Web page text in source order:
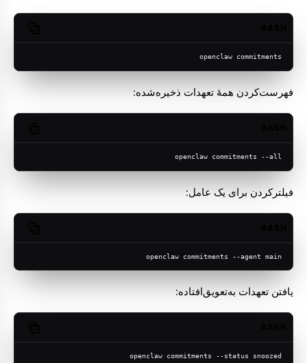
openclaw commitments
فهرست‌کردن همهٔ تعهدات ذخیره‌شده:
openclaw commitments --all
فیلترکردن برای یک عامل:
openclaw commitments --agent main
یافتن تعهدات به‌تعویق‌افتاده:
openclaw commitments --status snoozed